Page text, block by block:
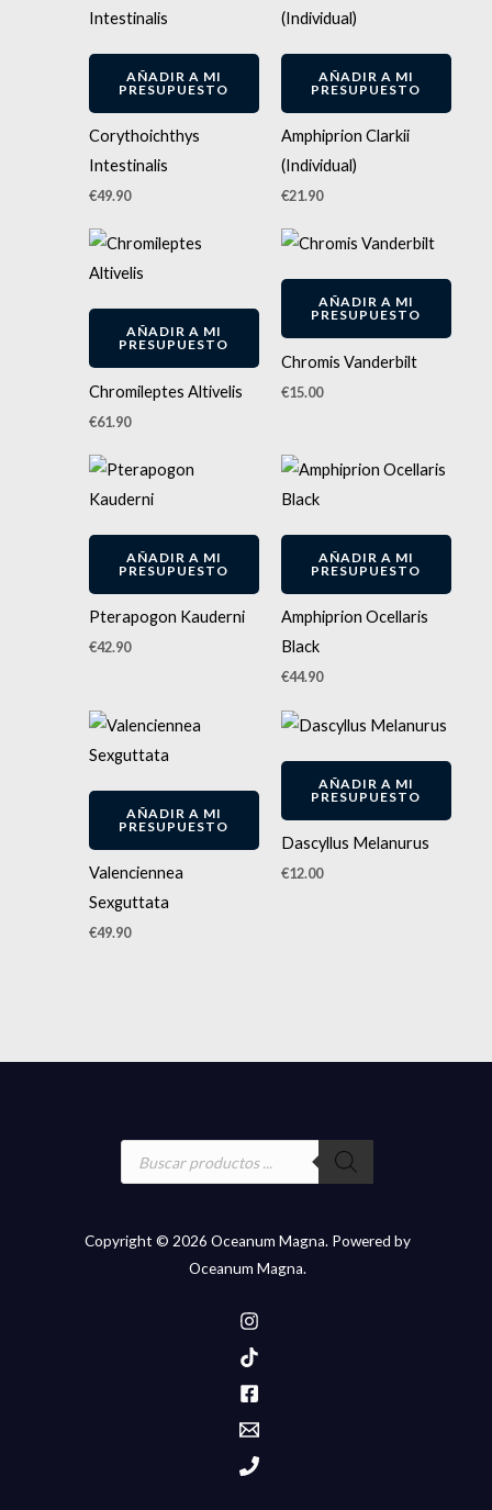
AÑADIR A MI
PRESUPUESTO
Corythoichthys
Intestinalis
€49.90
AÑADIR A MI
PRESUPUESTO
Amphiprion Clarkii
(Individual)
€21.90
AÑADIR A MI
PRESUPUESTO
Chromileptes Altivelis
€61.90
AÑADIR A MI
PRESUPUESTO
Chromis Vanderbilt
€15.00
AÑADIR A MI
PRESUPUESTO
Pterapogon Kauderni
€42.90
AÑADIR A MI
PRESUPUESTO
Amphiprion Ocellaris
Black
€44.90
AÑADIR A MI
PRESUPUESTO
Valenciennea
Sexguttata
€49.90
AÑADIR A MI
PRESUPUESTO
Dascyllus Melanurus
€12.00
Búsqueda
productos
Copyright © 2026 Oceanum Magna. Powered by
Oceanum Magna.